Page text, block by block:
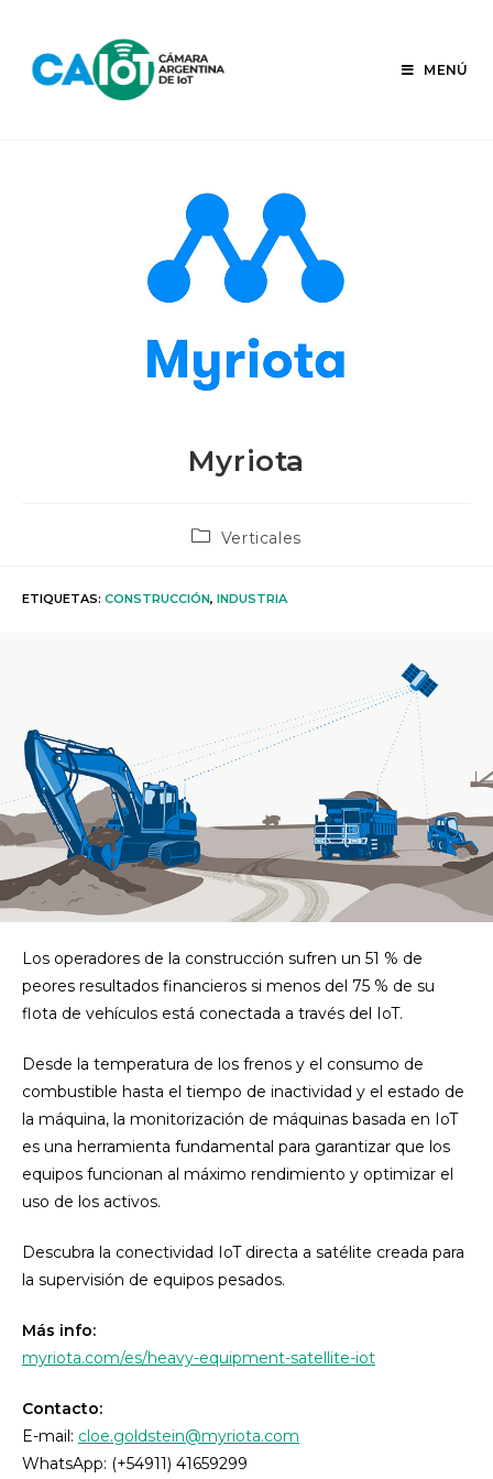
contenido
MENÚ
Myriota
Categoría
entrada:
Verticales
ETIQUETAS: CONSTRUCCIÓN, INDUSTRIA
Los operadores de la construcción sufren un 51 % de
peores resultados financieros si menos del 75 % de su
flota de vehículos está conectada a través del IoT.
Desde la temperatura de los frenos y el consumo de
combustible hasta el tiempo de inactividad y el estado de
la máquina, la monitorización de máquinas basada en IoT
es una herramienta fundamental para garantizar que los
equipos funcionan al máximo rendimiento y optimizar el
uso de los activos.
Descubra la conectividad IoT directa a satélite creada para
la supervisión de equipos pesados.
Más info:
myriota.com/es/heavy-equipment-satellite-iot
Contacto:
E-mail: cloe.goldstein@myriota.com
WhatsApp: (+54911) 41659299